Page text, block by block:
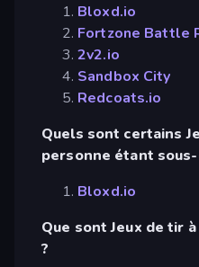
Bloxd.io
Fortzone Battle
2v2.io
Sandbox City
Redcoats.io
Quels sont certains
personne étant
Bloxd.io
Que sont Jeux de tir
?